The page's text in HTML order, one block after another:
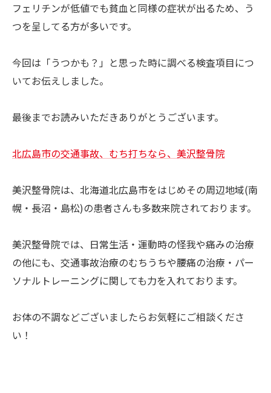
フェリチンが低値でも貧血と同様の症状が出るため、う
つを呈してる方が多いです。
今回は「うつかも？」と思った時に調べる検査項目につ
いてお伝えしました。
最後までお読みいただきありがとうございます。
北広島市の交通事故、むち打ちなら、美沢整骨院
美沢整骨院は、北海道北広島市をはじめその周辺地域(南
幌・長沼・島松)の患者さんも多数来院されております。
美沢整骨院では、日常生活・運動時の怪我や痛みの治療
の他にも、交通事故治療のむちうちや腰痛の治療・パー
ソナルトレーニングに関しても力を入れております。
お体の不調などございましたらお気軽にご相談くださ
い！